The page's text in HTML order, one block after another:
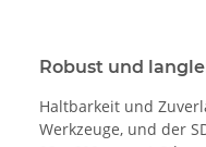
Robust und
Haltbarkeit und
Werkzeuge, und der